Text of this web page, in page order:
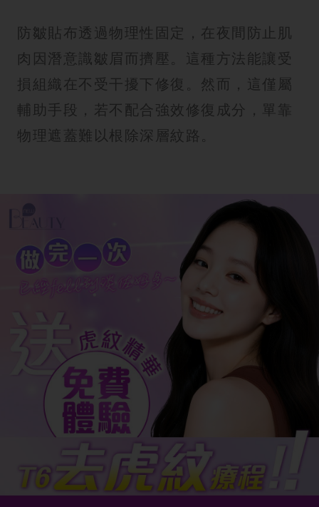
防皺貼布透過物理性固定，在夜間防止肌
肉因潛意識皺眉而擠壓。這種方法能讓受
損組織在不受干擾下修復。然而，這僅屬
輔助手段，若不配合強效修復成分，單靠
物理遮蓋難以根除深層紋路。